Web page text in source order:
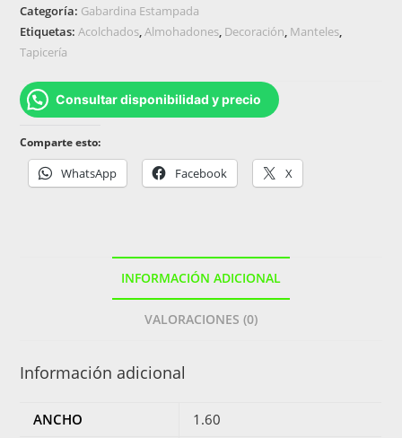
Categoría: Gabardina Estampada
Etiquetas:Acolchados,Almohadones, Decoración, Manteles,
Tapicería
Consultar disponibilidad y precio
Comparte esto:
WhatsApp Facebook X
INFORMACIÓN ADICIONAL
VALORACIONES (0)
Información adicional
ANCHO 1.60